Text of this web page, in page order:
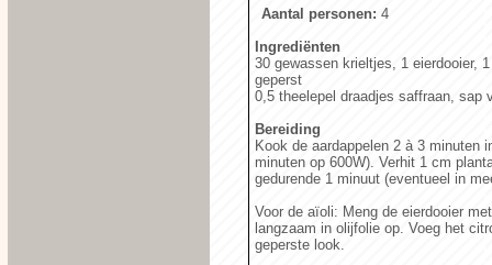
Aantal personen: 4
Ingrediënten
30 gewassen krieltjes, 1 eierdooier,
geperst
0,5 theelepel draadjes saffraan, sap
Bereiding
Kook de aardappelen 2 à 3 minuten
minuten op 600W). Verhit 1 cm
gedurende 1 minuut (eventueel in
Voor de aïoli: Meng de eierdooier
langzaam in olijfolie op. Voeg het
geperste look.